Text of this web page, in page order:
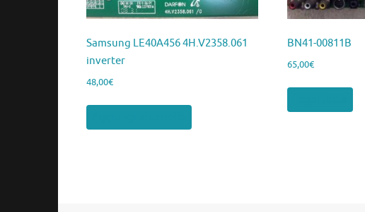
Samsung LE40A456 4H.V2358.061
inverter
48,00€
BN41-00811B
65,00€